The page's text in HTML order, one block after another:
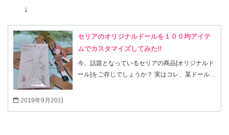
↓
セリアのオリジナルドールを１００均アイテ
ムでカスタマイズしてみた!!
今、話題となっているセリアの商品[オリジナルド
ール]をご存じでしょうか？ 実はコレ、某ドールチ
2019年9月20日